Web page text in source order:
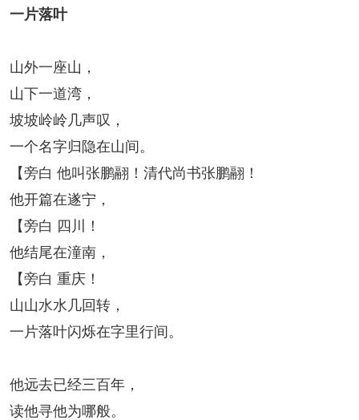
一片落叶
山外一座山，
山下一道湾，
坡坡岭岭几声叹，
一个名字归隐在山间。
【旁白 他叫张鹏翮！清代尚书张鹏翮！
他开篇在遂宁，
【旁白 四川！
他结尾在潼南，
【旁白 重庆！
山山水水几回转，
一片落叶闪烁在字里行间。
他远去已经三百年，
读他寻他为哪般。